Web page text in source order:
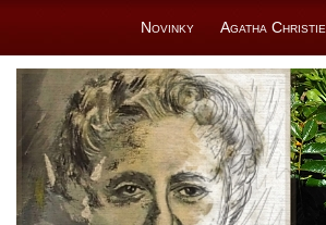
Novinky Agatha Christie